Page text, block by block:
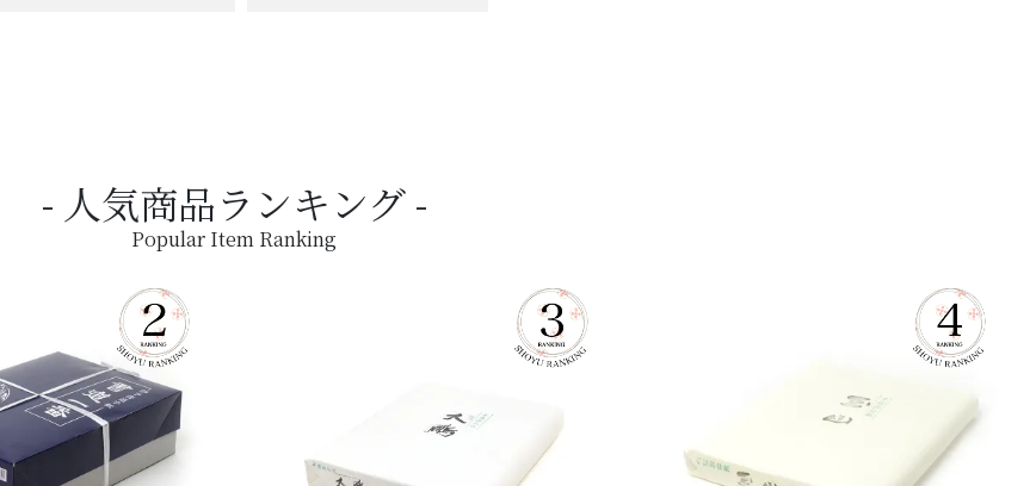
人気商品ランキング
Popular Item Ranking